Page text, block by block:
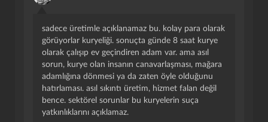
trafik krallarına uymamanın karşısına "yetişmesi gereken
karşısına da "yağmur çoktu, paketim çoktu, motorum
bozuldu, n'apayım ben de insanım" gibi kendisinden başka
kimseyi ilgilendirmeyen sorunlarını koyarak devam ediyorlar.
işletmeler özellikle kendi motoru olan kuryeleri günlük ya da
haftalık çalıştırıyor ve saatlik ya da paket başı maaş ödüyor.
bu da işletme açısından kuryenin kendisine maliyetini
oldukça düşüren etkenler. kurye için ise, herhangi bir başka
işletmede iş bulabileceği öngörüsünü kuvvetlendiren şeyler
sadece üretimle açıklanamaz bu. kolay para olarak
görüyorlar kuryeliği. sonuçta günde 8 saat kurye
olarak çalışıp ev geçindiren adam var. ama asıl
sorun, kurye olan insanın canavarlaşması, mağara
adamlığına dönmesi ya da zaten öyle olduğunu
hatırlaması. asıl sıkıntı üretim, hizmet falan değil
bence. sektörel sorunlar bu kuryelerin suça
yatkınlıklarını açıklamaz.